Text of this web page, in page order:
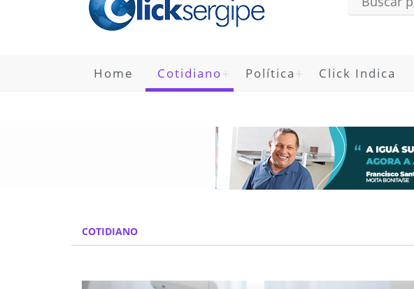
Home Cotidiano Política Click Indica
COTIDIANO